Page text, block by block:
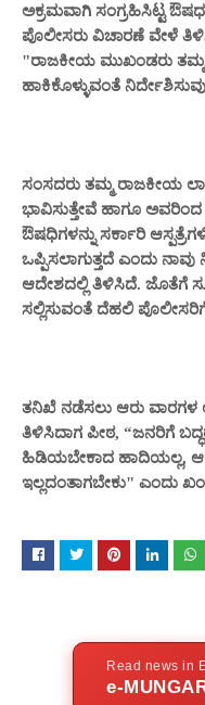
ಅಕ್ರಮವಾಗಿ ಸಂಗ್ರಹಿಸಿಟ್ಟ
ಪೊಲೀಸರು ವಿಚಾರಣೆ ವೇಳೆ
"ರಾಜಕೀಯ ಮುಖಂಡರು
ಹಾಕಿಕೊಳ್ಳುವಂತೆ
ಸಂಸದರು ತಮ್ಮ ರಾಜಕೀಯ
ಭಾವಿಸುತ್ತೇವೆ ಹಾಗೂ ಅವರಿಂದ
ಔಷಧಿಗಳನ್ನು ಸರ್ಕಾರಿ
ಒಪ್ಪಿಸಲಾಗುತ್ತದೆ ಎಂದು ನಾವು
ಆದೇಶದಲ್ಲಿ ತಿಳಿಸಿದೆ. ಜೊತೆಗೆ
ಸಲ್ಲಿಸುವಂತೆ ದೆಹಲಿ
ತನಿಖೆ ನಡೆಸಲು ಆರು ವಾರಗಳ
ತಿಳಿಸಿದಾಗ ಪೀಠ, “ಜನರಿಗೆ
ಹಿಡಿಯಬೇಕಾದ ಹಾದಿಯಲ್ಲ,
ಇಲ್ಲದಂತಾಗಬೇಕು" ಎಂದು
Read news in
e-